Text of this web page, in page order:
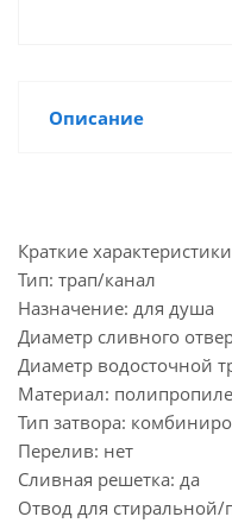
Описание
Краткие
Тип: трап/канал
Назначение: для душа
Диаметр сливного
Диаметр водосточной
Материал:
Тип затвора:
Перелив: нет
Сливная решетка: да
Отвод для